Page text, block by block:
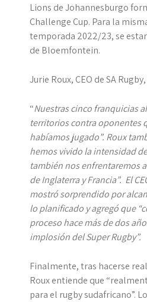
Lions de Johannesburgo
Challenge Cup. Para la
temporada 2022/23, se
de Bloemfontein.
Jurie Roux, CEO de SA
“Nuestras cinco franquicias
territorios contra oponentes
habíamos jugado”. Roux
hemos vivido la intensidad
también nos enfrentaremos
de Inglaterra y Francia”. El
mostró sorprendido por
lo planificado y agregó que
proceso hace más de dos
implosión del Super Rugby”.
Finalmente, tras hacerse
Roux entiende que
para el rugby sudafricano”.